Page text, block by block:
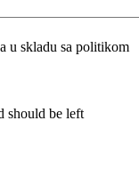
u skladu sa politikom
should be left